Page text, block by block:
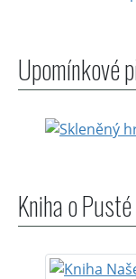
Upomínkové
Kniha o